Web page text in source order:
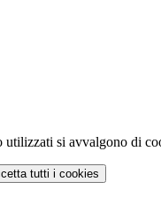
utilizzati si avvalgono di
tutti i cookies